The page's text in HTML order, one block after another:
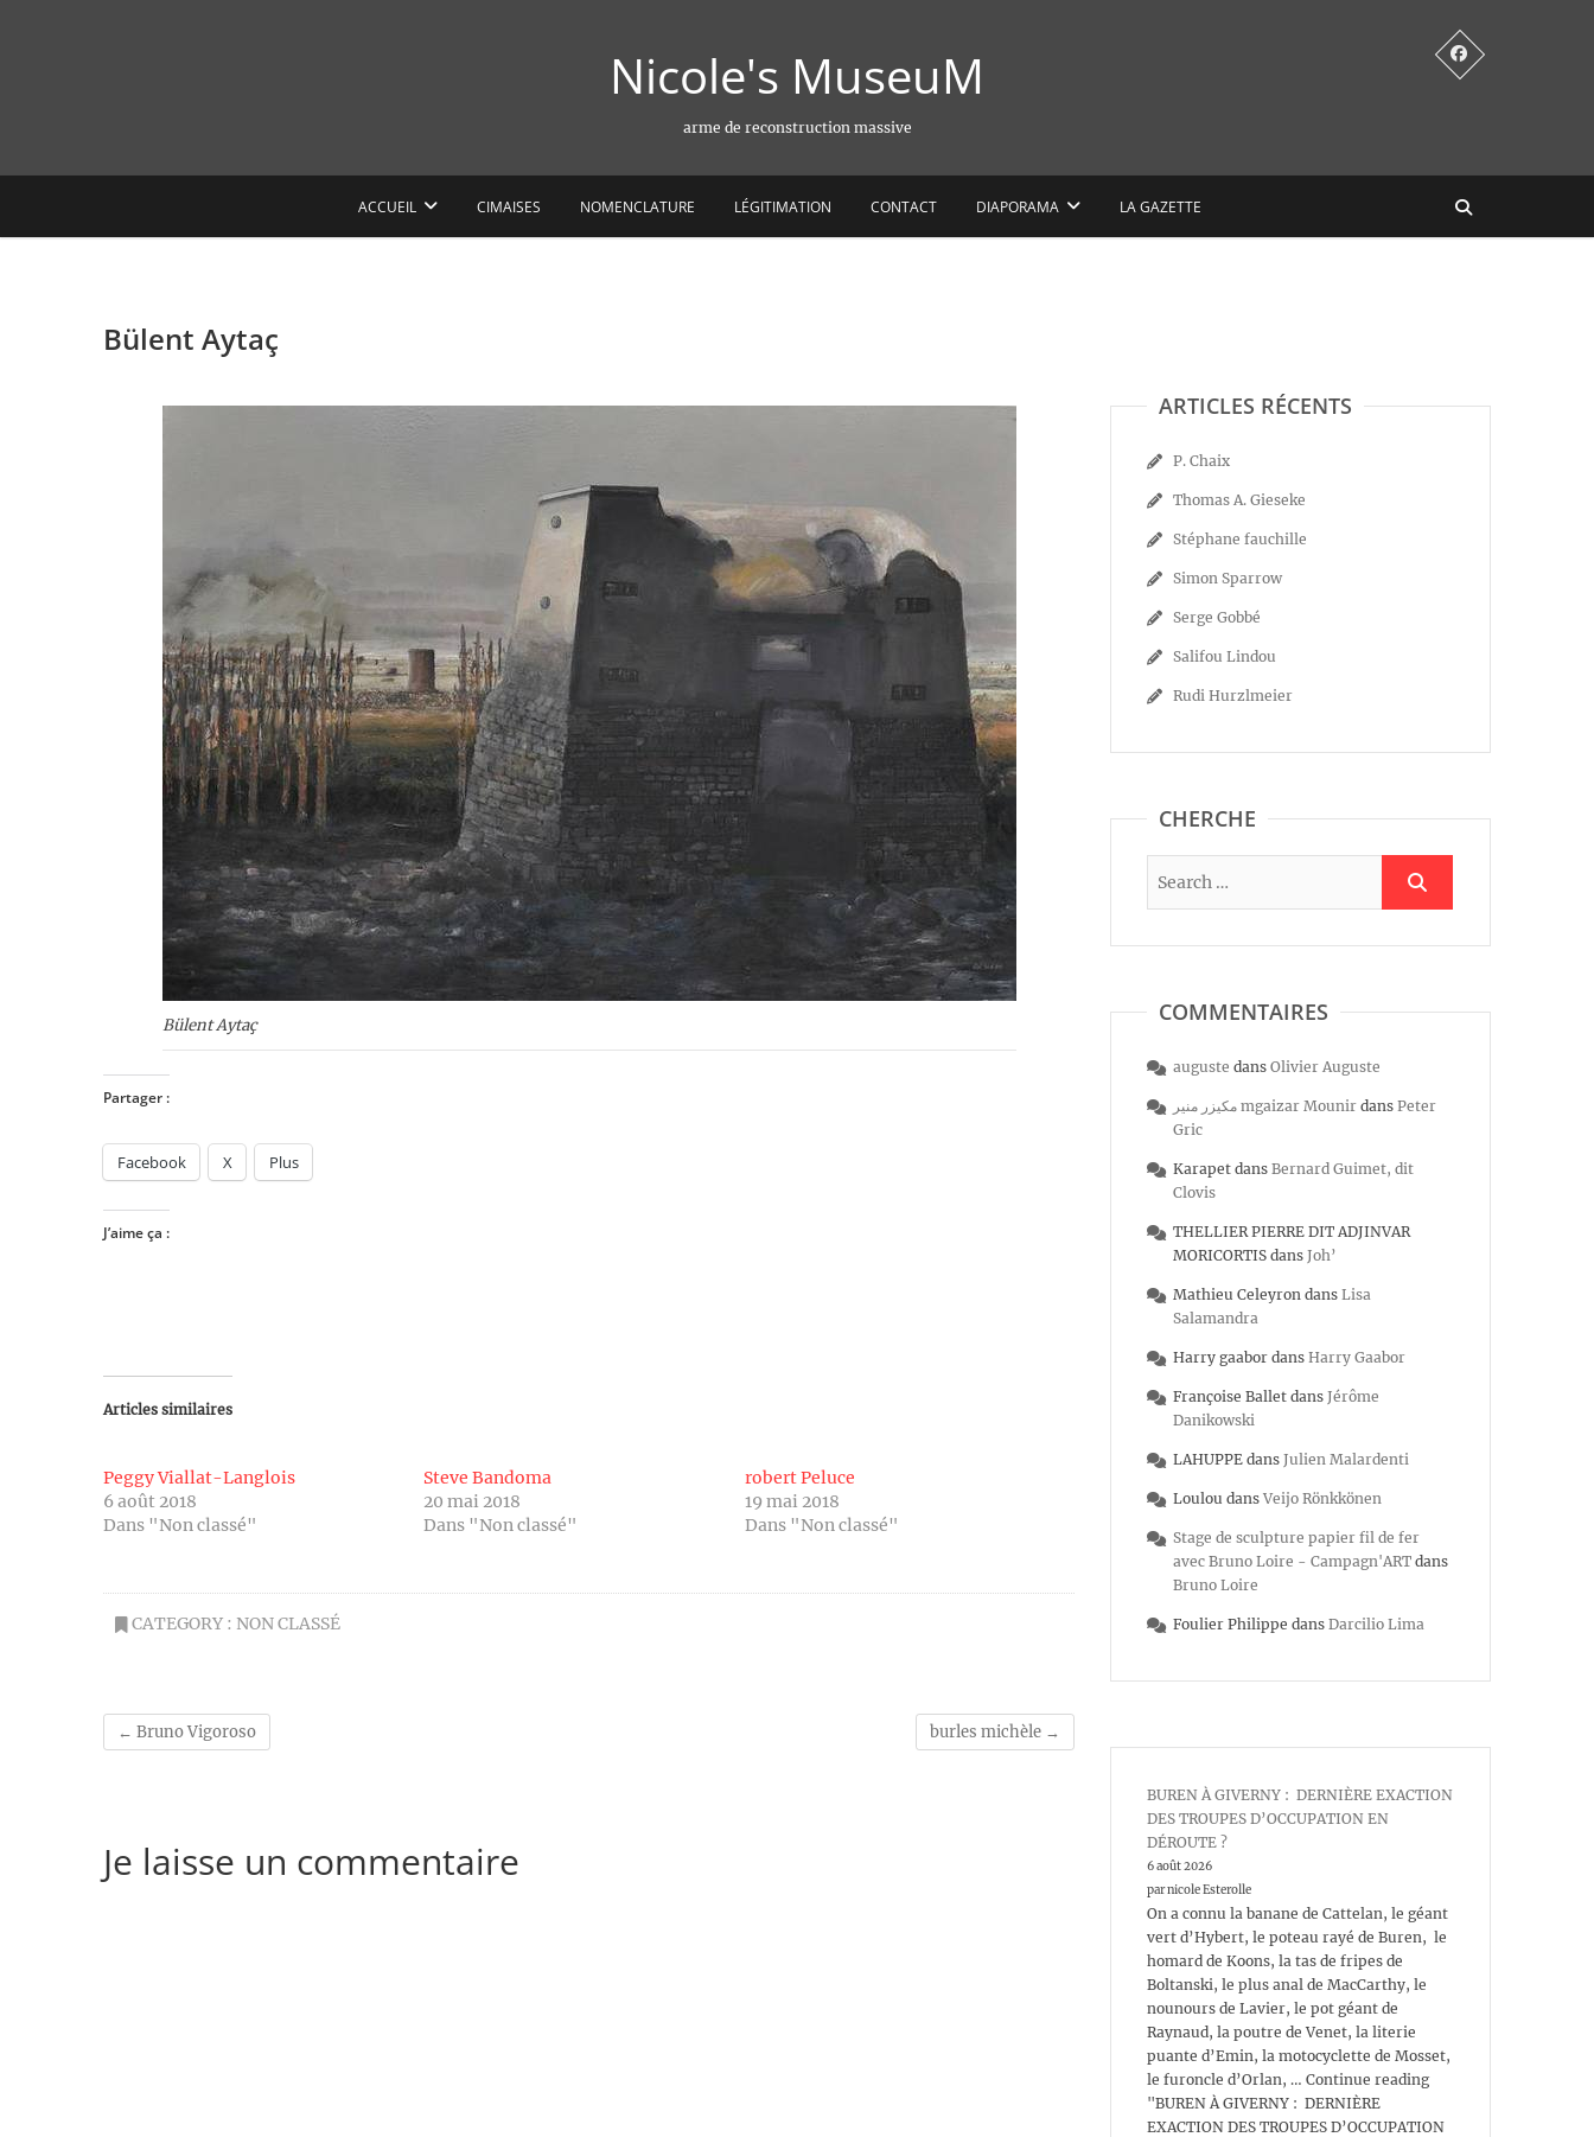
Nicole's MuseuM
arme de reconstruction massive
ACCUEIL CIMAISES NOMENCLATURE LÉGITIMATION CONTACT DIAPORAMA LA GAZETTE
Bülent Aytaç
Bülent Aytaç
Partager :
Facebook X Plus
J’aime ça :
Articles similaires
Peggy Viallat-Langlois
6 août 2018
Dans "Non classé"
Steve Bandoma
20 mai 2018
Dans "Non classé"
robert Peluce
19 mai 2018
Dans "Non classé"
CATEGORY : NON CLASSÉ
← Bruno Vigoroso burles michèle →
Je laisse un commentaire
ARTICLES RÉCENTS
P. Chaix
Thomas A. Gieseke
Stéphane fauchille
Simon Sparrow
Serge Gobbé
Salifou Lindou
Rudi Hurzlmeier
CHERCHE
COMMENTAIRES
auguste dans Olivier Auguste
مكيزر منير mgaizar Mounir dans Peter
Gric
Karapet dans Bernard Guimet, dit
Clovis
THELLIER PIERRE DIT ADJINVAR
MORICORTIS dans Joh’
Mathieu Celeyron dans Lisa
Salamandra
Harry gaabor dans Harry Gaabor
Françoise Ballet dans Jérôme
Danikowski
LAHUPPE dans Julien Malardenti
Loulou dans Veijo Rönkkönen
Stage de sculpture papier fil de fer
avec Bruno Loire - Campagn'ART dans
Bruno Loire
Foulier Philippe dans Darcilio Lima
BUREN À GIVERNY : DERNIÈRE EXACTION
DES TROUPES D’OCCUPATION EN
DÉROUTE ?
6 août 2026
par nicole Esterolle
On a connu la banane de Cattelan, le géant
vert d’Hybert, le poteau rayé de Buren, le
homard de Koons, la tas de fripes de
Boltanski, le plus anal de MacCarthy, le
nounours de Lavier, le pot géant de
Raynaud, la poutre de Venet, la literie
puante d’Emin, la motocyclette de Mosset,
le furoncle d’Orlan, … Continue reading
"BUREN À GIVERNY : DERNIÈRE
EXACTION DES TROUPES D’OCCUPATION